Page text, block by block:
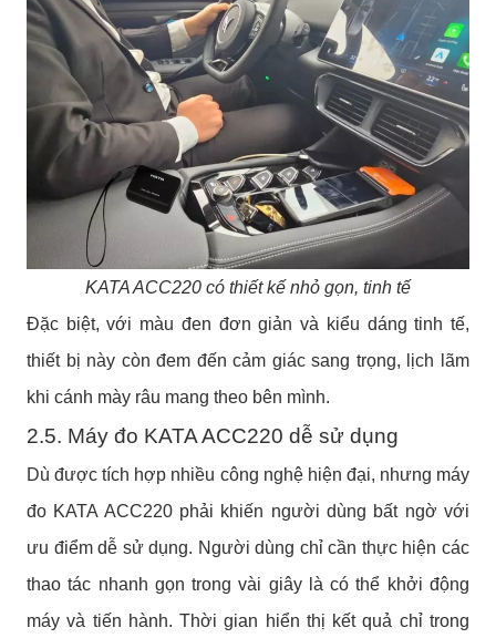
KATA ACC220 có thiết kế nhỏ gọn, tinh tế
Đặc biệt, với màu đen đơn giản và kiểu dáng tinh tế,
thiết bị này còn đem đến cảm giác sang trọng, lịch lãm
khi cánh mày râu mang theo bên mình.
2.5. Máy đo KATA ACC220 dễ sử dụng
Dù được tích hợp nhiều công nghệ hiện đại, nhưng máy
đo KATA ACC220 phải khiến người dùng bất ngờ với
ưu điểm dễ sử dụng. Người dùng chỉ cần thực hiện các
thao tác nhanh gọn trong vài giây là có thể khởi động
máy và tiến hành. Thời gian hiển thị kết quả chỉ trong